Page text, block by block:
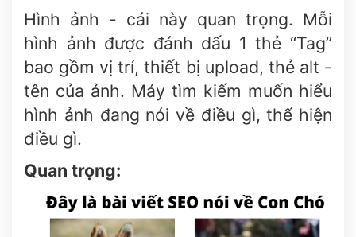
Hình ảnh - cái này quan trọng. Mỗi
hình ảnh được đánh dấu 1 thẻ “Tag”
bao gồm vị trí, thiết bị upload, thẻ alt -
tên của ảnh. Máy tìm kiếm muốn hiểu
hình ảnh đang nói về điều gì, thể hiện
điều gì.
Quan trọng: